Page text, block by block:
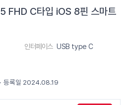
FHD C타입 iOS 8핀 스마트
인터페이스 USB type C
· 등록일 2024.08.19